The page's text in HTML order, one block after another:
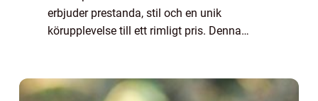
erbjuder prestanda, stil och en unik
körupplevelse till ett rimligt pris. Denna
öve...